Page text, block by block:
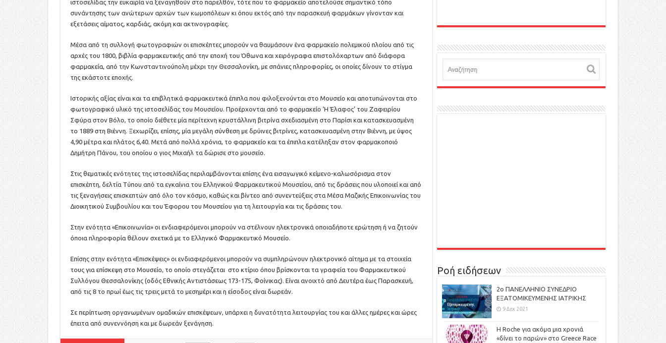
ιστοσελίδας την ευκαιρία να ξεναγηθούν στο παρελθόν, τότε που το φαρμακείο αποτελούσε σημαντικό τόπο
συνάντησης των ανώτερων αρχών των κωμοπόλεων κι όπου εκτός από την παρασκευή φαρμάκων γίνονταν και
εξετάσεις αίματος, καρδιάς, ακόμη και ακτινογραφίες.
Μέσα από τη συλλογή φωτογραφιών οι επισκέπτες μπορούν να θαυμάσουν ένα φαρμακείο πολεμικού πλοίου από τις
αρχές του 1800, βιβλία φαρμακευτικής από την εποχή του Όθωνα και χειρόγραφα επιστολόχαρτων από διάφορα
φαρμακεία, από την Κωνσταντινούπολη μέχρι την Θεσσαλονίκη, με σπάνιες πληροφορίες, οι οποίες δίνουν το στίγμα
της εκάστοτε εποχής.
Ιστορικής αξίας είναι και τα επιβλητικά φαρμακευτικά έπιπλα που φιλοξενούνται στο Μουσείο και αποτυπώνονται στο
φωτογραφικό υλικό της ιστοσελίδας του Μουσείου. Προέρχονται από το φαρμακείο ‘Η Έλαφος’ του Ζαφειρίου
Σφύρα στον Βόλο, το οποίο διέθετε μία περίτεχνη κρυστάλλινη βιτρίνα σχεδιασμένη στο Παρίσι και κατασκευασμένη
το 1889 στη Βιέννη. Ξεχωρίζει, επίσης, μία μεγάλη σύνθεση με δρύινες βιτρίνες, κατασκευασμένη στην Βιέννη, με ύψος
4,90 μέτρα και πλάτος 6,40. Μετά από πολλά χρόνια, το φαρμακείο και τα έπιπλα κατέληξαν στον φαρμακοποιό
Δημήτρη Πάνου, του οποίου ο γιος Μιχαήλ τα δώρισε στο μουσείο.
Στις θεματικές ενότητες της ιστοσελίδας περιλαμβάνονται επίσης ένα εισαγωγικό κείμενο-καλωσόρισμα στον
επισκέπτη, δελτία Τύπου από τα εγκαίνια του Ελληνικού Φαρμακευτικού Μουσείου, από τις δράσεις που υλοποιεί και από
τις ξεναγήσεις επισκεπτών από όλο τον κόσμο, καθώς και βίντεο από συνεντεύξεις στα Μέσα Μαζικής Επικοινωνίας του
Διοικητικού Συμβουλίου και του Έφορου του Μουσείου για τη λειτουργία και τις δράσεις του.
Στην ενότητα «Επικοινωνία» οι ενδιαφερόμενοι μπορούν να στέλνουν ηλεκτρονικά οποιαδήποτε ερώτηση ή να ζητούν
όποια πληροφορία θέλουν σχετικά με το Ελληνικό Φαρμακευτικό Μουσείο.
Επίσης στην ενότητα «Επισκέψεις» οι ενδιαφερόμενοι μπορούν να συμπληρώνουν ηλεκτρονικό αίτημα με τα στοιχεία
τους για επίσκεψη στο Μουσείο, το οποίο στεγάζεται στο κτίριο όπου βρίσκονται τα γραφεία του Φαρμακευτικού
Συλλόγου Θεσσαλονίκης (οδός Εθνικής Αντιστάσεως 173-175, Φοίνικας). Είναι ανοιχτό από Δευτέρα έως Παρασκευή,
από τις 8 το πρωί έως τις τρεις μετά το μεσημέρι και η είσοδος είναι δωρεάν.
Σε περίπτωση οργανωμένων ομαδικών επισκέψεων, υπάρχει η δυνατότητα λειτουργίας του και άλλες ημέρες και ώρες
έπειτα από συνεννόηση και με δωρεάν ξενάγηση.
Ροή ειδήσεων
2ο ΠΑΝΕΛΛΗΝΙΟ ΣΥΝΕΔΡΙΟ
ΕΞΑΤΟΜΙΚΕΥΜΕΝΗΣ ΙΑΤΡΙΚΗΣ
9 Δεκ 2021
H Roche για ακόμα μια χρονιά
«δίνει το παρών» στο Greece Race